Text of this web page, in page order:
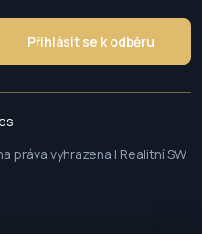
Přihlásit se k odběru
práva vyhrazena | Realitní SW